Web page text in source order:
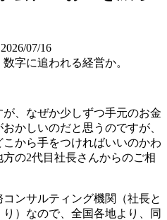
07/16
が、なぜか少しずつ手元のお金
かしいのだと思うのですが、
から手をつければいいのかわ
の2代目社長さんからのご相
ンサルティング機関（社長と
）なので、全国各地より、同